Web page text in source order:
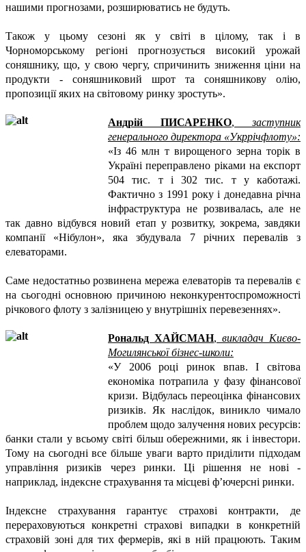
нашими прогнозами, розширюватись не будуть.
Також у цьому сезоні як у світі в цілому, так і в
Чорноморському регіоні прогнозується високий урожай
соняшнику, що, у свою чергу, спричинить зниження ціни на
продукти - соняшниковий шрот та соняшникову олію,
пропозиції яких на світовому ринку зростуть».
Андрій ПИСАРЕНКО,заступник
генерального директора «Укррічфлоту»:
«Із 46 млн т вирощеного зерна торік в
Україні переправлено ріками на експорт
504 тис. т і 302 тис. т у каботажі.
Фактично з 1991 року і донедавна річна
інфраструктура не розвивалась, але не
так давно відбувся новий етап у розвитку, зокрема, завдяки
компанії «Нібулон», яка збудувала 7 річних перевалів з
елеваторами.
Саме недостатньо розвинена мережа елеваторів та перевалів є
на сьогодні основною причиною неконкурентоспроможності
річкового флоту з залізницею у внутрішніх перевезеннях».
Рональд ХАЙСМАН, викладач Києво-
Могилянської бізнес-школи:
«У 2006 році ринок впав. І світова
економіка потрапила у фазу фінансової
кризи. Відбулась переоцінка фінансових
ризиків. Як наслідок, виникло чимало
проблем щодо залучення нових ресурсів:
банки стали у всьому світі більш обережними, як і інвестори.
Тому на сьогодні все більше уваги варто приділити підходам
управління ризиків через ринки. Ці рішення не нові -
наприклад, індексне страхування та місцеві ф’ючерсні ринки.
Індексне страхування гарантує страхові контракти, де
перераховуються конкретні страхові випадки в конкретній
страховій зоні для тих фермерів, які в ній працюють. Таким